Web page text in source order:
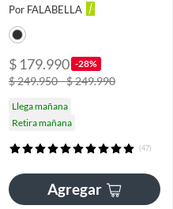
Por FALABELLA
$ 179.990 -28%
$ 249.950 - $ 249.990
Llega mañana
Retira mañana
(47)
Agregar